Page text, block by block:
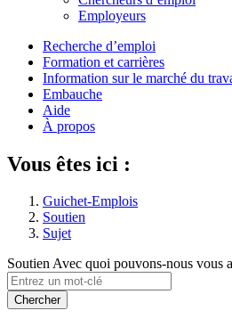
du
compte
Employeurs
Menu
navigation
principal
Recherche d’emploi
Formation et carrières
Information sur le marché du
Embauche
Aide
À propos
Vous êtes ici :
Guichet-Emplois
Soutien
Sujet
SoutienAvec quoi pouvons-nous vous
Entrez
un
mot-